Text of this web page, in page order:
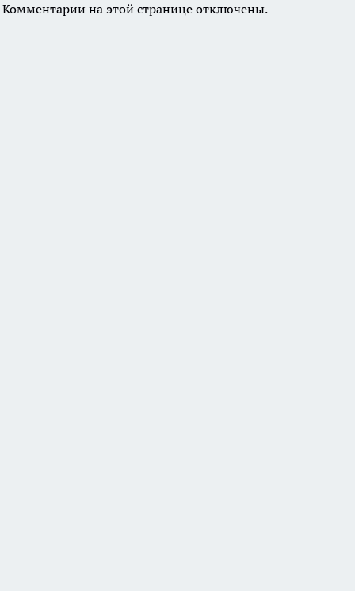
Комментарии на этой странице отключены.